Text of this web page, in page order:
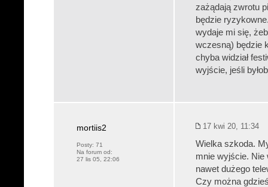
zażądają zwrotu
będzie
wydaje mi się,
wczesną) będzie
chyba widział
wyjście, jeśli
mortiis2
Posty: 71
Na forum od:
27 lis 05, 22:06
17 kwi 20, 11:34
Wielka szkoda.
mnie wyjście. Nie
nawet dużego
Czy można